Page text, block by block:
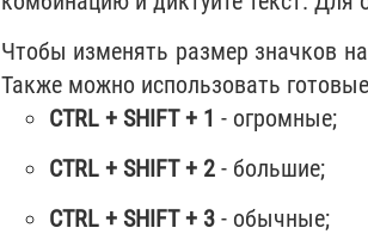
Чтобы изменять размер значков
Также можно использовать
CTRL + SHIFT + 1 - огромные;
CTRL + SHIFT + 2 - большие;
CTRL + SHIFT + 3 - обычные;